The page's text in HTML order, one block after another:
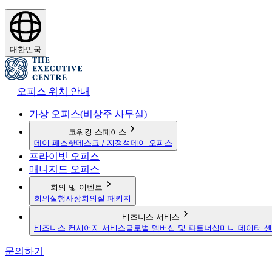
대한민국
오피스 위치 안내
가상 오피스(비상주 사무실)
코워킹 스페이스
데이 패스핫데스크 / 지정석데이 오피스
프라이빗 오피스
매니지드 오피스
회의 및 이벤트
회의실행사장회의실 패키지
비즈니스 서비스
비즈니스 컨시어지 서비스글로벌 멤버십 및 파트너십 미니 데이터
문의하기